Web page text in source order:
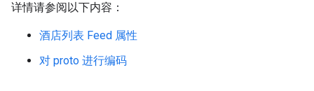
详情请参阅以下内容：
酒店列表 Feed 属性
对 proto 进行编码